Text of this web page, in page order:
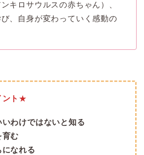
キロサウルスの赤ちゃん）、
、自身が変わっていく感動の
ト ★
いわけではないと知る
育む
になれる